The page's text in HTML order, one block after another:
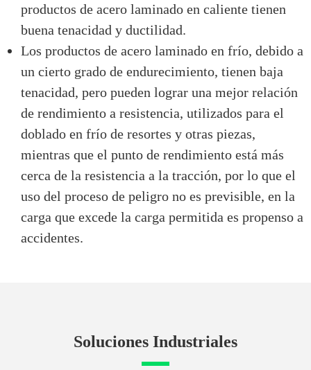
productos de acero laminado en caliente tienen
buena tenacidad y ductilidad.
Los productos de acero laminado en frío, debido a
un cierto grado de endurecimiento, tienen baja
tenacidad, pero pueden lograr una mejor relación
de rendimiento a resistencia, utilizados para el
doblado en frío de resortes y otras piezas,
mientras que el punto de rendimiento está más
cerca de la resistencia a la tracción, por lo que el
uso del proceso de peligro no es previsible, en la
carga que excede la carga permitida es propenso a
accidentes.
Soluciones Industriales